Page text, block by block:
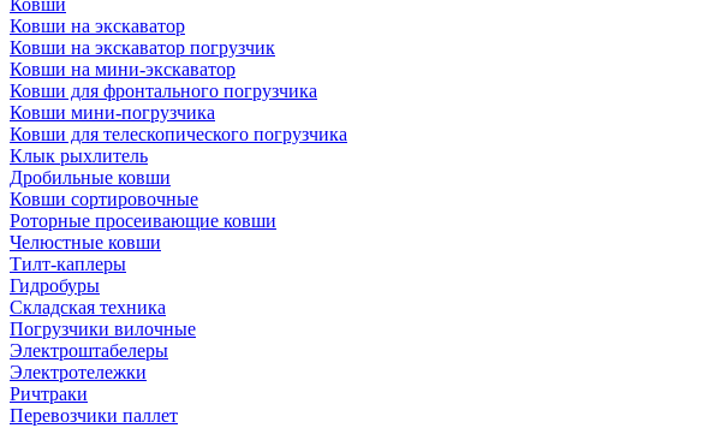
Ковши
Ковши на экскаватор
Ковши на экскаватор погрузчик
Ковши на мини-экскаватор
Ковши для фронтального погрузчика
Ковши мини-погрузчика
Ковши для телескопического погрузчика
Клык рыхлитель
Дробильные ковши
Ковши сортировочные
Роторные просеивающие ковши
Челюстные ковши
Тилт-каплеры
Гидробуры
Складская техника
Погрузчики вилочные
Электроштабелеры
Электротележки
Ричтраки
Перевозчики паллет